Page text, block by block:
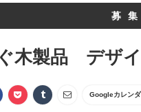
募
木製品 デザ
Googleカレン